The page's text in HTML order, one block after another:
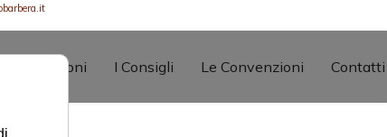
Le Prestazioni I Consigli Le Convenzioni Contatti